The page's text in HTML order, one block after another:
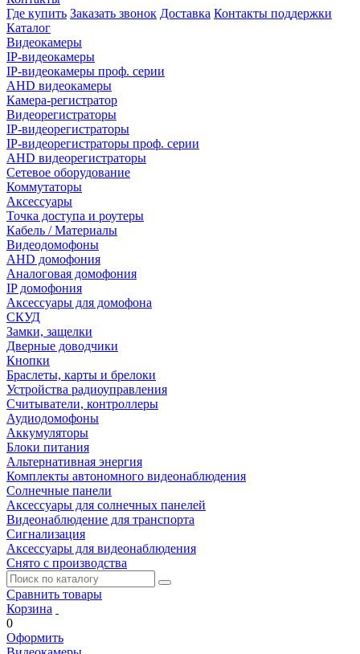
Где купить Заказать звонок Доставка Контакты поддержки
Каталог
Видеокамеры
IP-видеокамеры
IP-видеокамеры проф. серии
AHD видеокамеры
Камера-регистратор
Видеорегистраторы
IP-видеорегистраторы
IP-видеорегистраторы проф. серии
AHD видеорегистраторы
Сетевое оборудование
Коммутаторы
Аксессуары
Точка доступа и роутеры
Кабель / Материалы
Видеодомофоны
AHD домофония
Аналоговая домофония
IP домофония
Аксессуары для домофона
СКУД
Замки, защелки
Дверные доводчики
Кнопки
Браслеты, карты и брелоки
Устройства радиоуправления
Считыватели, контроллеры
Аудиодомофоны
Аккумуляторы
Блоки питания
Альтернативная энергия
Комплекты автономного видеонаблюдения
Солнечные панели
Аксессуары для солнечных панелей
Видеонаблюдение для транспорта
Сигнализация
Аксессуары для видеонаблюдения
Снято с производства
Сравнить товары
Корзина
0
Оформить